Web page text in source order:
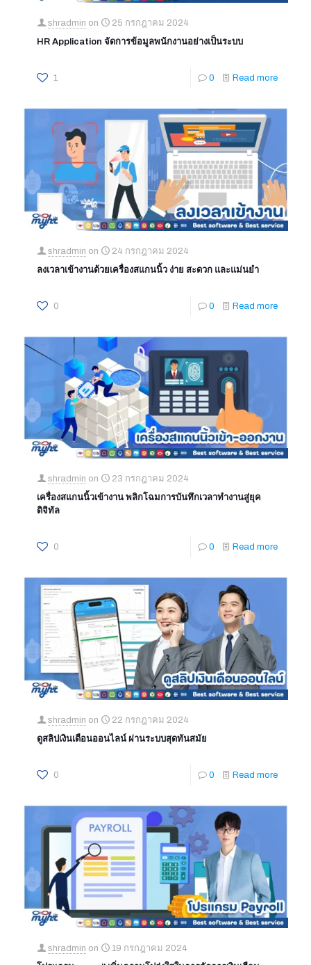
shradmin on
25 กรกฎาคม 2024
HR Application จัดการข้อมูลพนักงานอย่างเป็นระบบ
1 0 Read more
shradmin on
24 กรกฎาคม 2024
ลงเวลาเข้างานด้วยเครื่องสแกนนิ้ว ง่าย สะดวก และแม่นยำ
0 0 Read more
shradmin on
23 กรกฎาคม 2024
เครื่องสแกนนิ้วเข้างาน พลิกโฉมการบันทึกเวลาทำงานสู่ยุค
ดิจิทัล
0 0 Read more
shradmin on
22 กรกฎาคม 2024
ดูสลิปเงินเดือนออนไลน์ ผ่านระบบสุดทันสมัย
0 0 Read more
shradmin on
19 กรกฎาคม 2024